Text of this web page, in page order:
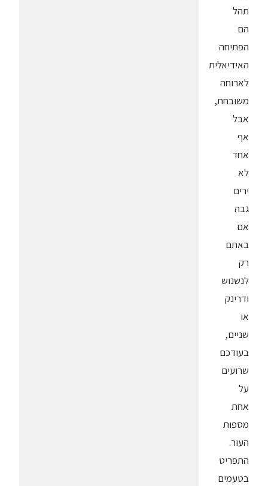
תהל
הם
הפתיחה
האידיאלית
לארוחה
משובחת,
אבל
אף
אחד
לא
ירים
גבה
אם
באתם
רק
לנשנוש
ודרינק
או
שניים,
בעודכם
שרועים
על
אחת
מספות
העור.
התפריט
בטעמים